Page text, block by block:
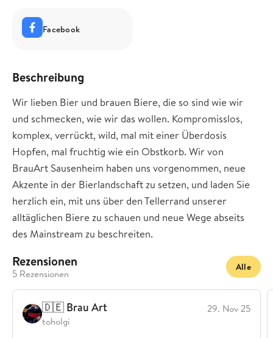
Facebook
Beschreibung
Wir lieben Bier und brauen Biere, die so sind wie wir
und schmecken, wie wir das wollen. Kompromisslos,
komplex, verrückt, wild, mal mit einer Überdosis
Hopfen, mal fruchtig wie ein Obstkorb. Wir von
BrauArt Sausenheim haben uns vorgenommen, neue
Akzente in der Bierlandschaft zu setzen, und laden Sie
herzlich ein, mit uns über den Tellerrand unserer
alltäglichen Biere zu schauen und neue Wege abseits
des Mainstream zu beschreiten.
Rezensionen
5 Rezensionen
Alle
🇩🇪 Brau Art
toholgi
29. Nov 25